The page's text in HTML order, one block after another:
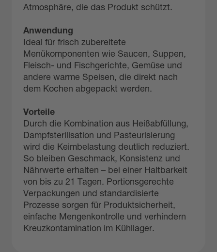
Atmosphäre, die das Produkt schützt.
Anwendung
Ideal für frisch zubereitete
Menükomponenten wie Saucen, Suppen,
Fleisch- und Fischgerichte, Gemüse und
andere warme Speisen, die direkt nach
dem Kochen abgepackt werden.
Vorteile
Durch die Kombination aus Heißabfüllung,
Dampfsterilisation und Pasteurisierung
wird die Keimbelastung deutlich reduziert.
So bleiben Geschmack, Konsistenz und
Nährwerte erhalten – bei einer Haltbarkeit
von bis zu 21 Tagen. Portionsgerechte
Verpackungen und standardisierte
Prozesse sorgen für Produktsicherheit,
einfache Mengenkontrolle und verhindern
Kreuzkontamination im Kühllager.